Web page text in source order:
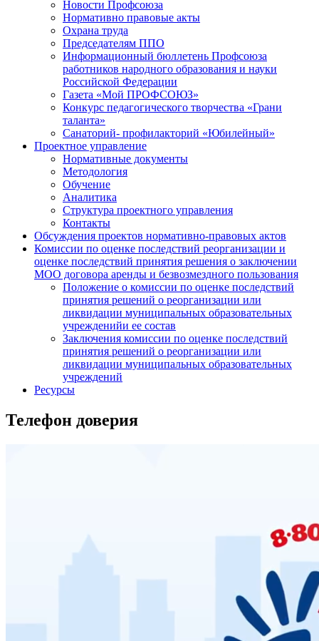
Новости Профсоюза
Нормативно правовые акты
Охрана труда
Председателям ППО
Информационный бюллетень Профсоюза
работников народного образования и науки
Российской Федерации
Газета «Мой ПРОФСОЮЗ»
Конкурс педагогического творчества «Грани
таланта»
Санаторий- профилакторий «Юбилейный»
Проектное управление
Нормативные документы
Методология
Обучение
Аналитика
Структура проектного управления
Контакты
Обсуждения проектов нормативно-правовых актов
Комиссии по оценке последствий реорганизации и
оценке последствий принятия решения о заключении
МОО договора аренды и безвозмездного пользования
Положение о комиссии по оценке последствий
принятия решений о реорганизации или
ликвидации муниципальных образовательных
учрежденийи ее состав
Заключения комиссии по оценке последствий
принятия решений о реорганизации или
ликвидации муниципальных образовательных
учреждений
Ресурсы
Телефон доверия